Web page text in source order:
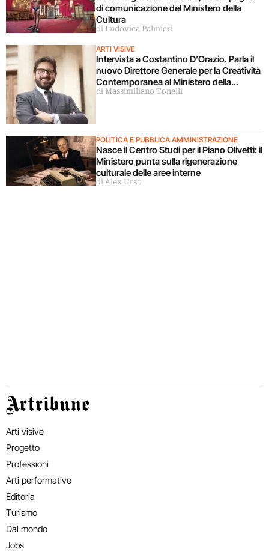
di comunicazione del Ministero della
Cultura
di Ludovica Palmieri
ARTI VISIVE
Intervista a Costantino D’Orazio. Parla il
nuovo Direttore Generale per la Creatività
Contemporanea al Ministero della
Cultura
di Massimiliano Tonelli
POLITICA E PUBBLICA AMMINISTRAZIONE
Nasce il Centro Studi per il Piano Olivetti: il
Ministero punta sulla rigenerazione
culturale delle aree interne
di Alex Urso
Artribune
Arti visive
Progetto
Professioni
Arti performative
Editoria
Turismo
Dal mondo
Jobs